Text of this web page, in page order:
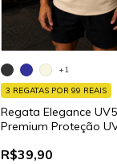
Regata Elegance
Premium Proteção
R$39,90
3 REGATAS POR 99 REAIS
+1